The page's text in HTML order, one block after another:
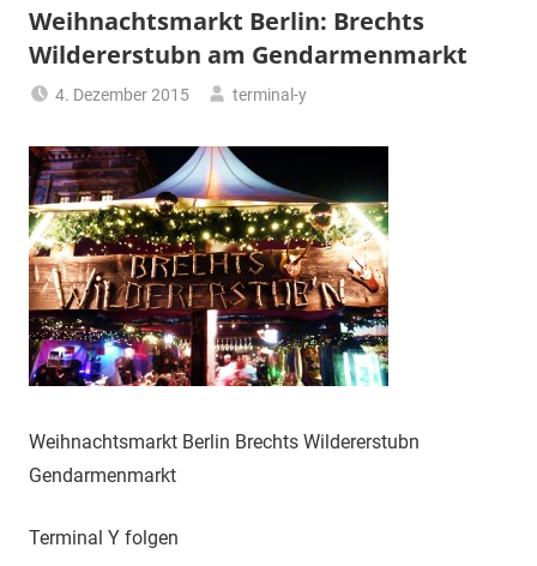
Weihnachtsmarkt Berlin: Brechts
Wildererstubn am Gendarmenmarkt
4. Dezember 2015 terminal-y
Weihnachtsmarkt Berlin Brechts Wildererstubn
Gendarmenmarkt
Terminal Y folgen